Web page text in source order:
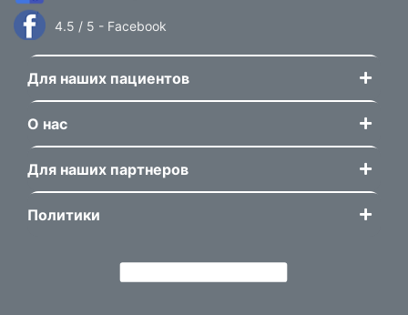
4.5 / 5 - Facebook
Для наших пациентов
О нас
Для наших партнеров
Политики